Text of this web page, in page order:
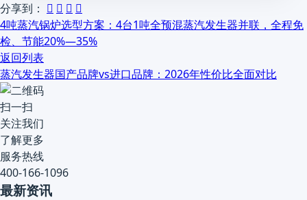
分享到：    
4吨蒸汽锅炉选型方案：4台1吨全预混蒸汽发生器并联，全程免
检、节能20%—35%
返回列表
蒸汽发生器国产品牌vs进口品牌：2026年性价比全面对比
扫一扫
关注我们
了解更多
服务热线
400-166-1096
最新资讯